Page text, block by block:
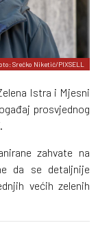
Srećko Niketić/PIXSELL
Istra i Mjesni
prosvjednog
zahvate na
da se detaljnije
većih zelenih